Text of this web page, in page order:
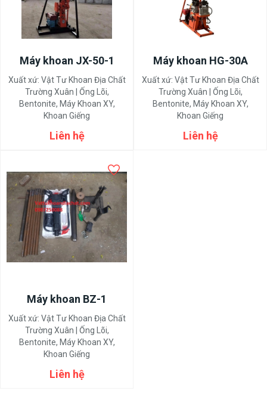
Máy khoan JX-50-1
Xuất xứ: Vật Tư Khoan Địa Chất
Trường Xuân | Ống Lõi,
Bentonite, Máy Khoan XY,
Khoan Giếng
Liên hệ
Máy khoan HG-30A
Xuất xứ: Vật Tư Khoan Địa Chất
Trường Xuân | Ống Lõi,
Bentonite, Máy Khoan XY,
Khoan Giếng
Liên hệ
Máy khoan BZ-1
Xuất xứ: Vật Tư Khoan Địa Chất
Trường Xuân | Ống Lõi,
Bentonite, Máy Khoan XY,
Khoan Giếng
Liên hệ